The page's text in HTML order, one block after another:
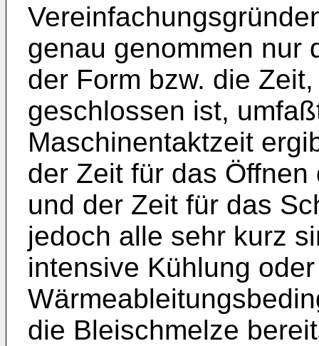
genau genommen nur
der Form bzw. die
geschlossen ist,
Maschinentaktzeit
der Zeit für das
und der Zeit für das
jedoch alle sehr kurz
intensive Kühlung
die Bleischmelze